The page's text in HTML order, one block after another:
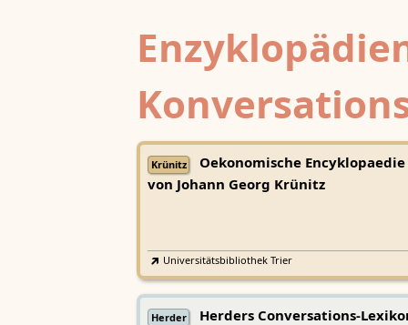
Krünitz
Oekonomische Encyklopaedie
von Johann Georg Krünitz
Universitätsbibliothek Trier
Herder
Herders Conversations-